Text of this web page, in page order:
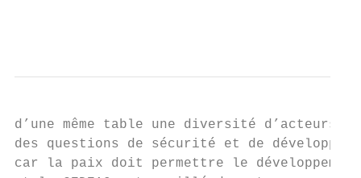
d’une même table une diversité
des questions de sécurité et de
car la paix doit permettre le